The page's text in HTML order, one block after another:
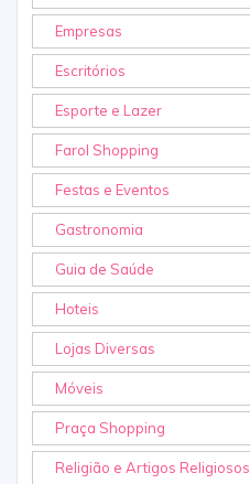
Empresas
Escritórios
Esporte e Lazer
Farol Shopping
Festas e Eventos
Gastronomia
Guia de Saúde
Hoteis
Lojas Diversas
Móveis
Praça Shopping
Religião e Artigos Religiosos